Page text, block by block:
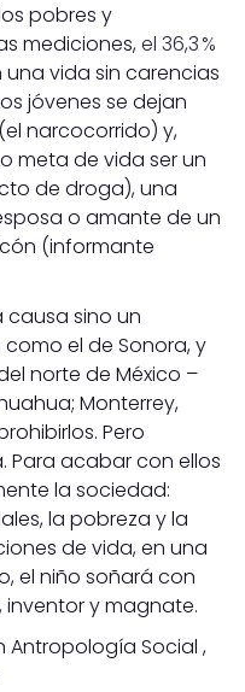
pobres y
mediciones,el 36,3 %
vida sin carencias
jóvenes se dejan
narcocorrido) y,
meta de vida ser un
de droga), una
o amante de un
(informante
causa sino un
el de Sonora, y
norte de México –
Monterrey,
Pero
Para acabar con ellos
la sociedad:
la pobreza y la
de vida, en una
el niño soñará con
inventor y magnate.
Antropología Social ,